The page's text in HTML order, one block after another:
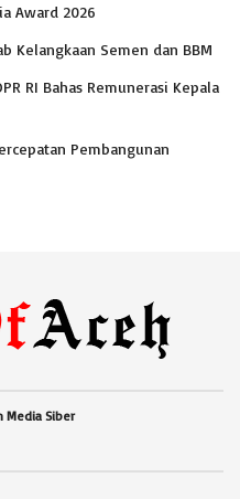
Award 2026
Kelangkaan Semen dan BBM
RI Bahas Remunerasi Kepala
Pembangunan
Media Siber